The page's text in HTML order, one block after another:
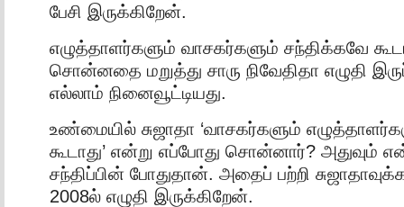
பேசி இருக்கிறேன்.
எழுத்தாளர்களும் வாசகர்களும் சந்திக்கவே
சொன்னதை மறுத்து சாரு நிவேதிதா எழுதி
எல்லாம் நினைவூட்டியது.
உண்மையில் சுஜாதா ‘வாசகர்களும்
கூடாது’ என்று எப்போது சொன்னார்? அதுவும்
சந்திப்பின் போதுதான். அதைப் பற்றி
2008ல் எழுதி இருக்கிறேன்.